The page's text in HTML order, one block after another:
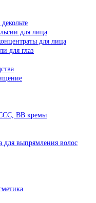
для лица
для лица
для глаз
ВВ кремы
для выпрямления волос